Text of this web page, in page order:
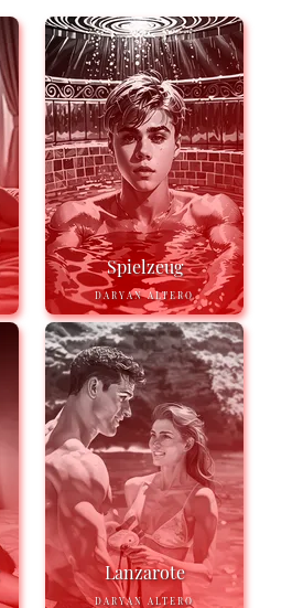
Spielzeug
DARYAN ALTERO
Lanzarote
DARYAN ALTERO